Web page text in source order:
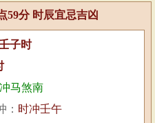
59分 时辰宜忌吉凶
子时
马煞南
： 时冲壬午